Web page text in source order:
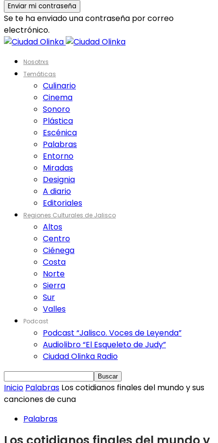
Se te ha enviado una contraseña por correo
electrónico.
Nosotrxs
Temáticas
Culinario
Cinema
Sonoro
Plástica
Escénica
Palabras
Entorno
Miradas
Designia
A diario
Editoriales
Regiones Culturales de Jalisco
Altos
Centro
Ciénega
Costa
Norte
Sierra
Sur
Valles
Podcast
Podcast “Jalisco. Voces de Leyenda”
Audiolibro “El Esqueleto de Judy”
Ciudad Olinka Radio
Inicio Palabras Los cotidianos finales del mundo y sus
canciones de cuna
Palabras